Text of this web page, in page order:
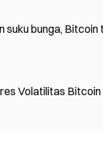
bunga, Bitcoin
Volatilitas Bitcoin